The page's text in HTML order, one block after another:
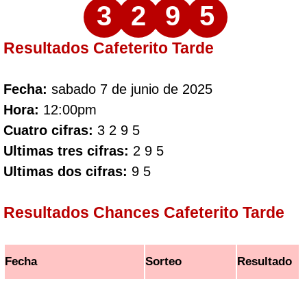
3 2 9 5
Resultados Cafeterito Tarde
Fecha: sabado 7 de junio de 2025
Hora: 12:00pm
Cuatro cifras: 3 2 9 5
Ultimas tres cifras: 2 9 5
Ultimas dos cifras: 9 5
Resultados Chances Cafeterito Tarde
Fecha Sorteo Resultado